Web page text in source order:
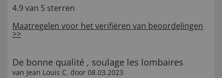
4.9 van 5 sterren
Maatregelen voor het verifiëren van beoordelingen
>>
De bonne qualité , soulage les lombaires
van Jean Louis C. door 08.03.2023